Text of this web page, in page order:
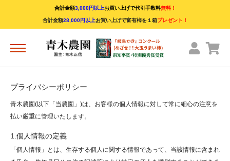
合計金額3,000円以上お買い上げで代引手数料無料！
合計金額28,000円以上お買い上げで富有柿を１箱プレゼント！
富有柿（秀品・二等品）
太秋柿（特選品）
プライバシーポリシー
青木農園(以下「当農園」)は、お客様の個人情報に対して常に細心の注意を
払い厳重に管理いたします。
1.個人情報の定義
「個人情報」とは、生存する個人に関する情報であって、当該情報に含まれ